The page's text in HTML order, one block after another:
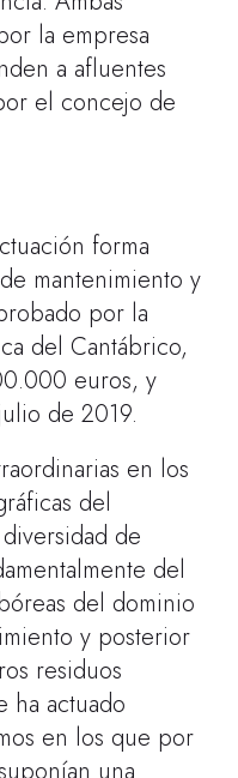
la empresa
a afluentes
el concejo de
forma
mantenimiento y
por la
del Cantábrico,
euros, y
de 2019.
en los
del
de
del
del dominio
y posterior
residuos
ha actuado
en los que por